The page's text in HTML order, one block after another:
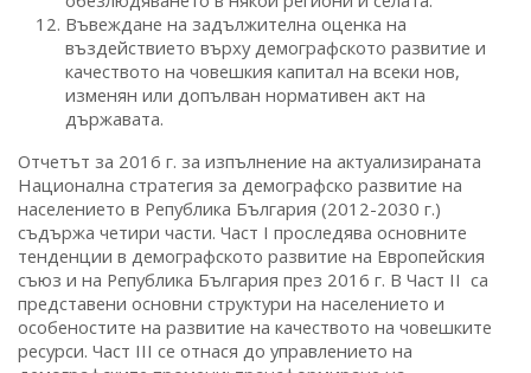
Въвеждане на задължителна оценка на
въздействието върху демографското развитие и
качеството на човешкия капитал на всеки нов,
изменян или допълван нормативен акт на
държавата.
Отчетът за 2016 г. за изпълнение на актуализираната
Национална стратегия за демографско развитие на
населението в Република България (2012-2030 г.)
съдържа четири части. Част І проследява основните
тенденции в демографското развитие на Европейския
съюз и на Република България през 2016 г. В Част ІІ са
представени основни структури на населението и
особеностите на развитие на качеството на човешките
ресурси. Част ІІІ се отнася до управлението на